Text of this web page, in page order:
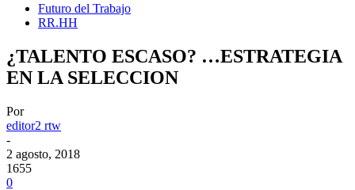
Futuro del Trabajo
RR.HH
¿TALENTO ESCASO? …ESTRATEGIA
EN LA SELECCION
Por
editor2 rtw
-
2 agosto, 2018
1655
0